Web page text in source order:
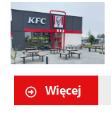
Więcej